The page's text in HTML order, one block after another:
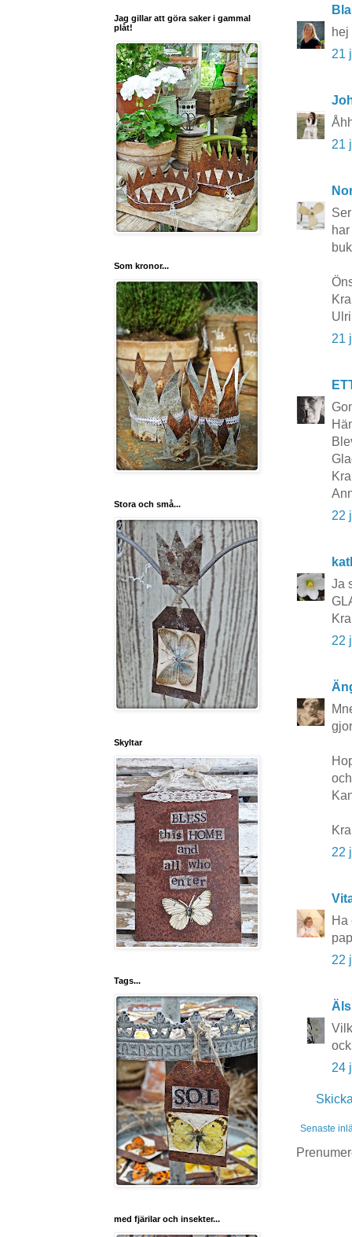
21
21
21
22
Ja
22
22
Ha
22
24
Senaste
Jag gillar att göra saker i gammal
plåt!
Som kronor...
Stora och små...
Skyltar
Tags...
med fjärilar och insekter...